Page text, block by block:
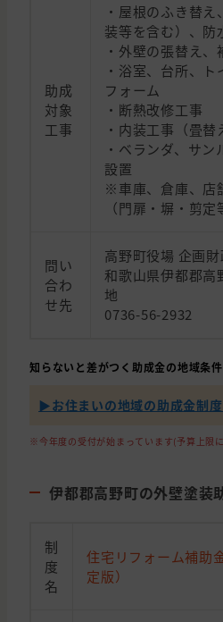
助成
対象
工事
・屋根のふき替
装等を含む）、防
・外壁の張替え
・浴室、台所、
フォーム
・断熱改修工事
・内装工事（畳替
・ベランダ、サ
設置
※車庫、倉庫、店
（門扉・塀・剪
問い
合わ
せ先
高野町役場 企画
和歌山県伊都郡高
地
0736-56-2932
知らないと差がつく助成金の地域条件
▶︎お住まいの地域の助成金制
※今年度の受付が始まっています(予算上限
伊都郡高野町の外壁塗装
制
度
名
住宅リフォーム補助
定版）